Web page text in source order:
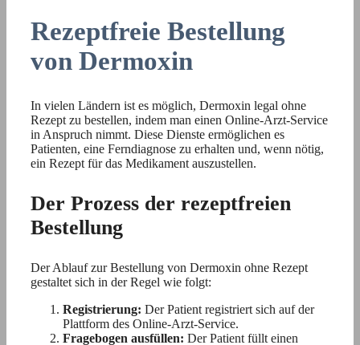
Rezeptfreie Bestellung
von Dermoxin
In vielen Ländern ist es möglich, Dermoxin legal ohne
Rezept zu bestellen, indem man einen Online-Arzt-Service
in Anspruch nimmt. Diese Dienste ermöglichen es
Patienten, eine Ferndiagnose zu erhalten und, wenn nötig,
ein Rezept für das Medikament auszustellen.
Der Prozess der rezeptfreien
Bestellung
Der Ablauf zur Bestellung von Dermoxin ohne Rezept
gestaltet sich in der Regel wie folgt:
Registrierung: Der Patient registriert sich auf der
Plattform des Online-Arzt-Service.
Fragebogen ausfüllen: Der Patient füllt einen